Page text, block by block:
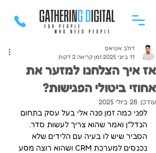
אז איך הצלחנו למזער את
אחוזי ביטולי הפגישות?
דולב אטיאס
11 ביוני 2025
זמן קריאה 2 דקות
עודכן: 28 ביולי 2025
לפני כמה זמן פנה אלי בעל עסק בתחום
הנדל"ן ואמר שהוא צריך לעשות סדר.
הסביר שיש לו בעיה עם הלידים שלא
נכנסים למערכת CRM ושהוא רוצה מסע